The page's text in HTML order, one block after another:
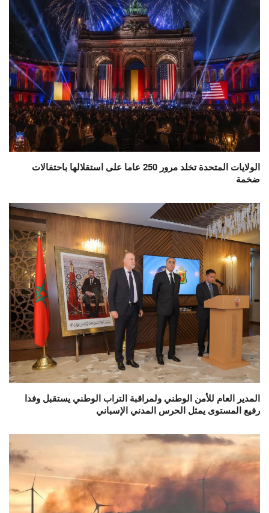
الولايات المتحدة تخلد مرور 250 عاما على استقلالها باحتفالات
ضخمة
المدير العام للأمن الوطني ولمراقبة التراب الوطني يستقبل وفدا
رفيع المستوى يمثل الحرس المدني الإسباني